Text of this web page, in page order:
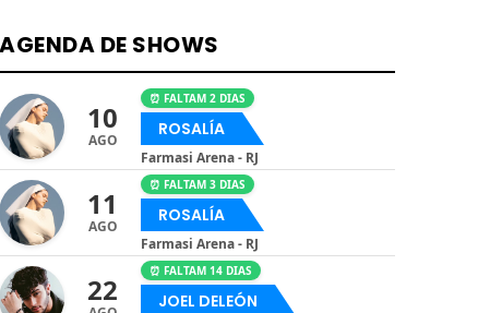
AGENDA DE SHOWS
10
AGO
⏰ FALTAM 2 DIAS
ROSALÍA
Farmasi Arena - RJ
11
AGO
⏰ FALTAM 3 DIAS
ROSALÍA
Farmasi Arena - RJ
22
⏰ FALTAM 14 DIAS
JOEL DELEÓN